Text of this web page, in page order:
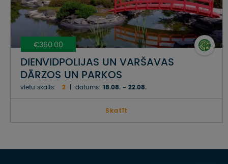
€360.00
DIENVIDPOLIJAS UN VARŠAVAS
DĀRZOS UN PARKOS
vietu skaits: 2 datums: 18.08. - 22.08.
Skatīt